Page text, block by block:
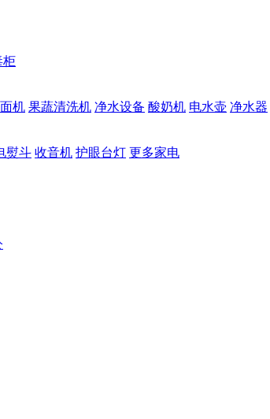
柜
机 果蔬清洗机 净水设备 酸奶机 电水壶 净水器
熨斗 收音机 护眼台灯 更多家电